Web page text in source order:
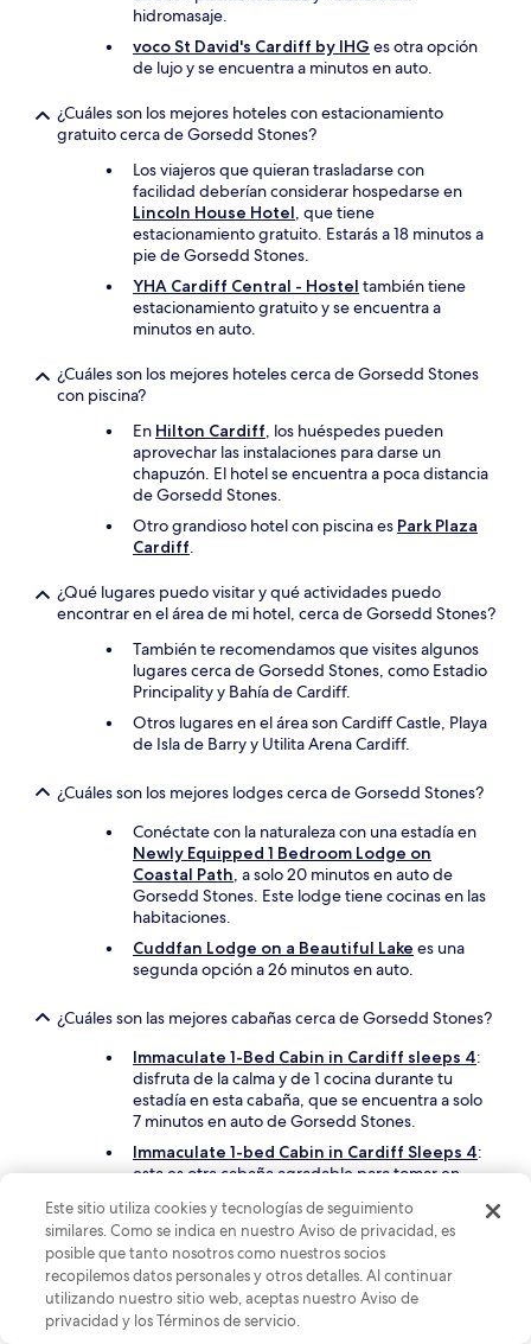
hidromasaje.
voco St David's Cardiff by IHG es otra opción
de lujo y se encuentra a minutos en auto.
¿Cuáles son los mejores hoteles con estacionamiento
gratuito cerca de Gorsedd Stones?
Los viajeros que quieran trasladarse con
facilidad deberían considerar hospedarse en
Lincoln House Hotel, que tiene
estacionamiento gratuito. Estarás a 18 minutos a
pie de Gorsedd Stones.
YHA Cardiff Central - Hostel también tiene
estacionamiento gratuito y se encuentra a
minutos en auto.
¿Cuáles son los mejores hoteles cerca de Gorsedd Stones
con piscina?
En Hilton Cardiff, los huéspedes pueden
aprovechar las instalaciones para darse un
chapuzón. El hotel se encuentra a poca distancia
de Gorsedd Stones.
Otro grandioso hotel con piscina es Park Plaza
Cardiff.
¿Qué lugares puedo visitar y qué actividades puedo
encontrar en el área de mi hotel, cerca de Gorsedd Stones?
También te recomendamos que visites algunos
lugares cerca de Gorsedd Stones, como Estadio
Principality y Bahía de Cardiff.
Otros lugares en el área son Cardiff Castle, Playa
de Isla de Barry y Utilita Arena Cardiff.
¿Cuáles son los mejores lodges cerca de Gorsedd Stones?
Conéctate con la naturaleza con una estadía en
Newly Equipped 1 Bedroom Lodge on
Coastal Path, a solo 20 minutos en auto de
Gorsedd Stones. Este lodge tiene cocinas en las
habitaciones.
Cuddfan Lodge on a Beautiful Lake es una
segunda opción a 26 minutos en auto.
¿Cuáles son las mejores cabañas cerca de Gorsedd Stones?
Immaculate 1-Bed Cabin in Cardiff sleeps 4:
disfruta de la calma y de 1 cocina durante tu
estadía en esta cabaña, que se encuentra a solo
7 minutos en auto de Gorsedd Stones.
Immaculate 1-bed Cabin in Cardiff Sleeps 4:
esta es otra cabaña agradable para tomar en
¿Cuáles son los mejores campings cerca de Gorsedd
Stones?
One Planet Society - Caravan Park: disfruta
de la tranquilidad a 28 minutos en auto de
Este sitio utiliza cookies y tecnologías de seguimiento
similares. Como se indica en nuestro Aviso de privacidad, es
posible que tanto nosotros como nuestros socios
recopilemos datos personales y otros detalles. Al continuar
utilizando nuestro sitio web, aceptas nuestro Aviso de
privacidad y los Términos de servicio.